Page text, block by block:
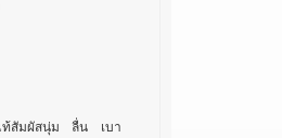
แท้สัมผัสนุ่ม ลื่น เบา